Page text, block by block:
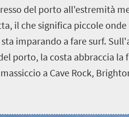
del porto all'estremità
il che significa piccole
imparando a fare surf.
porto, la costa abbraccia la
a Cave Rock,